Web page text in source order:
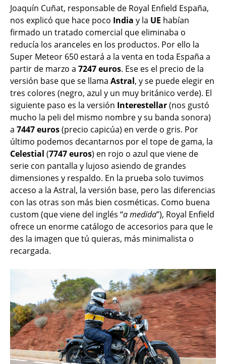
Joaquín Cuñat, responsable de Royal Enfield España,
nos explicó que hace poco India y la UE habían
firmado un tratado comercial que eliminaba o
reducía los aranceles en los productos. Por ello la
Super Meteor 650 estará a la venta en toda España a
partir de marzo a 7247 euros. Ese es el precio de la
versión base que se llama Astral, y se puede elegir en
tres colores (negro, azul y un muy británico verde). El
siguiente paso es la versión Interestellar(nos gustó
mucho la peli del mismo nombre y su banda sonora)
a 7447 euros(precio capicúa) en verde o gris. Por
último podemos decantarnos por el tope de gama, la
Celestial (7747 euros) en rojo o azul que viene de
serie con pantalla y lujoso asiendo de grandes
dimensiones y respaldo. En la prueba solo tuvimos
acceso a la Astral, la versión base, pero las diferencias
con las otras son más bien cosméticas. Como buena
custom (que viene del inglés “a medida”), Royal Enfield
ofrece un enorme catálogo de accesorios para que le
des la imagen que tú quieras, más minimalista o
recargada.